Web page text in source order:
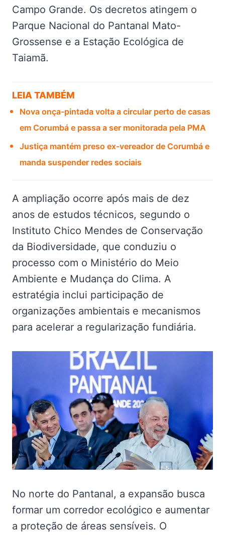
Campo Grande. Os decretos atingem o
Parque Nacional do Pantanal Mato-
Grossense e a Estação Ecológica de
Taiamã.
LEIA TAMBÉM
Nova onça-pintada volta a circular perto de casas
em Corumbá e passa a ser monitorada pela PMA
Justiça mantém preso ex-vereador de Corumbá e
manda suspender redes sociais
A ampliação ocorre após mais de dez
anos de estudos técnicos, segundo o
Instituto Chico Mendes de Conservação
da Biodiversidade, que conduziu o
processo com o Ministério do Meio
Ambiente e Mudança do Clima. A
estratégia inclui participação de
organizações ambientais e mecanismos
para acelerar a regularização fundiária.
No norte do Pantanal, a expansão busca
formar um corredor ecológico e aumentar
a proteção de áreas sensíveis. O